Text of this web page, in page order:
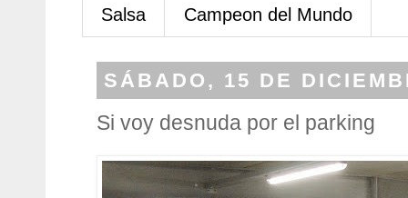
Salsa Campeon del Mundo
SÁBADO, 15 DE
Si voy desnuda por el parking